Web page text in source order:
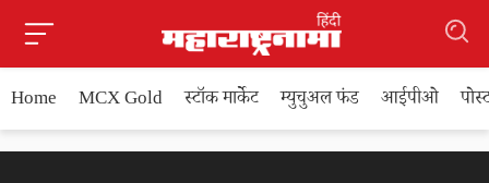
Home MCX Gold स्टॉक मार्केट म्युचुअल फंड आईपीओ